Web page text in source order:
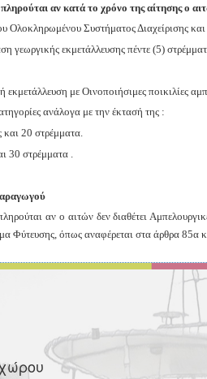
αν κατά το χρόνο της αίτησης ο
Ολοκληρωμένου Συστήματος Διαχείρισης και
γεωργικής εκμετάλλευσης πέντε (5)
με Οινοποιήσιμες ποικιλίες
ανάλογα με την έκτασή της :
και 20 στρέμματα.
30 στρέμματα .
αν ο αιτών δεν διαθέτει
Φύτευσης, όπως αναφέρεται στα άρθρα